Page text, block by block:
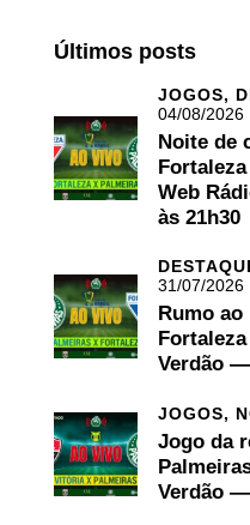
Últimos posts
JOGOS,
04/08/2026
Noite de
Web
às 21h30
31/07/2026
Rumo
Verdão
JOGOS,
Jogo da
Verdão —